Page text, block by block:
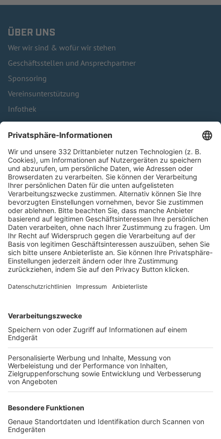
ÜBER UNS
Wer wir sind & wofür wir stehen
Geschäftsstellen und Ansprechpartner
Sponsoring
Vereinsunterstützung
Infothek
Kontakt
HÄUFIG BESUCHTE SEITEN
Pässe und Vereinswechsel
Trainerausbildung
Schulungsangebot Vereinsmitarbeiter
BFV-Geschäftsstellen
Trainerbörse
Login SpielPlus
FOLGE DEM BFV
TOP-VEREINE
TOP-PARTNER